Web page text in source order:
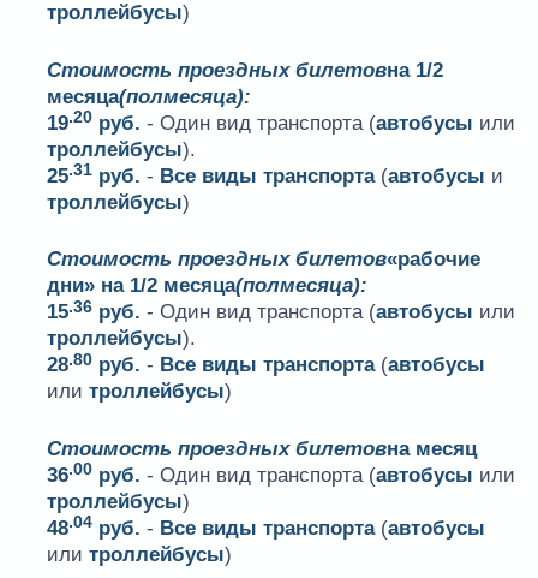
троллейбусы)
Стоимость проездных билетовна 1/2
месяца(полмесяца):
19.20 руб. - Один вид транспорта (автобусы или
троллейбусы).
25.31 руб. - Все виды транспорта(автобусы и
троллейбусы)
Стоимость проездных билетов«рабочие
дни» на 1/2 месяца(полмесяца):
15.36 руб. - Один вид транспорта (автобусы или
троллейбусы).
28.80 руб. - Все виды транспорта(автобусы
илитроллейбусы)
Стоимость проездных билетовна месяц
36.00 руб. - Один вид транспорта (автобусы или
троллейбусы)
48.04 руб. - Все виды транспорта(автобусы
илитроллейбусы)